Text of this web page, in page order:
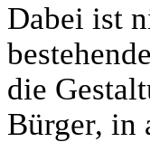
Dabei ist
die
Bürger, in